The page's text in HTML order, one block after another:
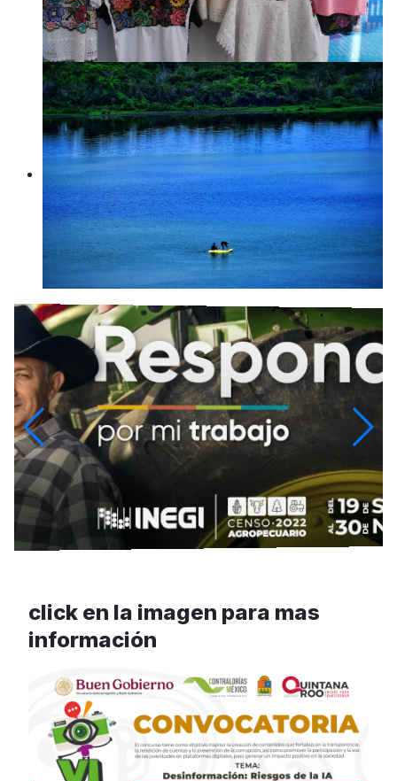
click en la imagen para mas
información